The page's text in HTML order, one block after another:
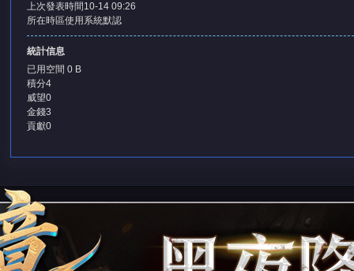
堂
上次發表時間 10-14 09:26
所在時區使用系統默認
統計信息
已用空間 0 B
積分4
威望0
金錢3
貢獻0